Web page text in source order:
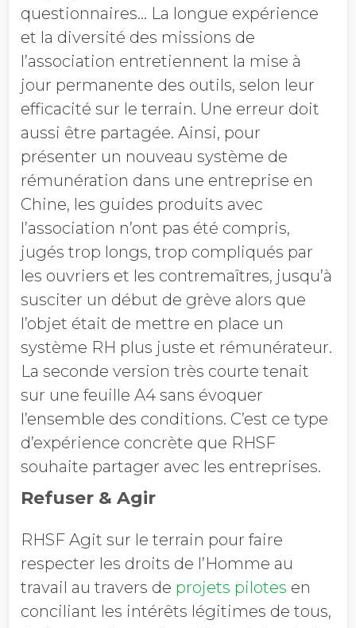
questionnaires… La longue expérience
et la diversité des missions de
l’association entretiennent la mise à
jour permanente des outils, selon leur
efficacité sur le terrain. Une erreur doit
aussi être partagée. Ainsi, pour
présenter un nouveau système de
rémunération dans une entreprise en
Chine, les guides produits avec
l’association n’ont pas été compris,
jugés trop longs, trop compliqués par
les ouvriers et les contremaîtres, jusqu’à
susciter un début de grève alors que
l’objet était de mettre en place un
système RH plus juste et rémunérateur.
La seconde version très courte tenait
sur une feuille A4 sans évoquer
l’ensemble des conditions. C’est ce type
d’expérience concrète que RHSF
souhaite partager avec les entreprises.
Refuser & Agir
RHSF Agit sur le terrain pour faire
respecter les droits de l’Homme au
travail au travers de projets pilotes en
conciliant les intérêts légitimes de tous,